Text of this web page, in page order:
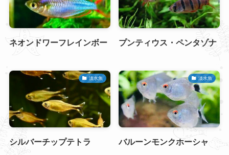
ネオンドワーフレインボー プンティウス・ペンタゾナ
淡水魚
シルバーチップテトラ
淡水魚
バルーンモンクホーシャ